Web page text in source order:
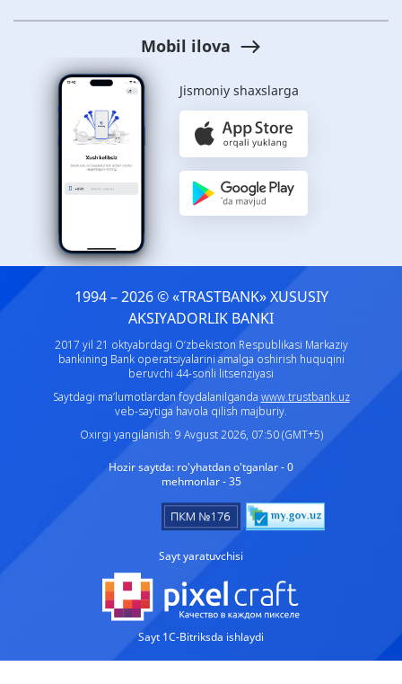
Mobil ilova
Jismoniy shaxslarga
1994 – 2026 © «TRASTBANK» ХUSUSIY
AKSIYADORLIK BANKI
2017 yil 21 oktyabrdagi O‘zbekiston Respublikasi Markaziy
bankining Bank operatsiyalarini amalga oshirish huquqini
beruvchi 44-sonli litsenziyasi
Saytdagi ma’lumotlardan foydalanilganda www.trustbank.uz
veb-saytiga havola qilish majburiy.
Oxirgi yangilanish: 9 Avgust 2026, 07:50 (GMT+5)
Hozir saytda: ro'yhatdan o'tganlar - 0
mehmonlar - 35
Sayt yaratuvchisi
Sayt 1C-Bitriksda ishlaydi